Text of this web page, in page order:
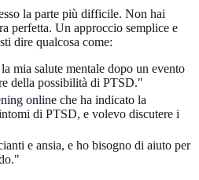
la parte più difficile. Non hai
perfetta. Un approccio semplice e
dire qualcosa come:
mia salute mentale dopo un evento
della possibilità di PTSD."
online che ha indicato la
di PTSD, e volevo discutere i
e ansia, e ho bisogno di aiuto per